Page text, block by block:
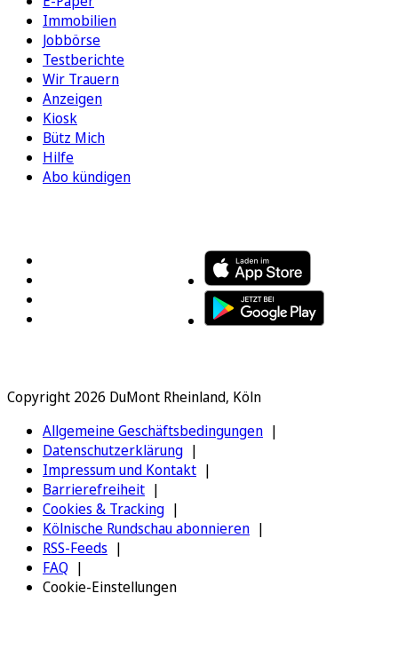
Immobilien
Jobbörse
Testberichte
Wir Trauern
Anzeigen
Kiosk
Bütz Mich
Hilfe
Abo kündigen
Copyright 2026 DuMont Rheinland, Köln
Allgemeine Geschäftsbedingungen
Datenschutzerklärung
Impressum und Kontakt
Barrierefreiheit
Cookies & Tracking
Kölnische Rundschau abonnieren
RSS-Feeds
FAQ
Cookie-Einstellungen